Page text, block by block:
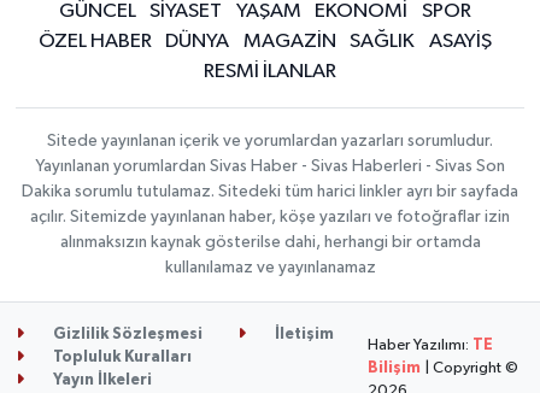
GÜNCEL SİYASET YAŞAM EKONOMİ
SPOR
ÖZEL HABER
DÜNYA MAGAZİN SAĞLIK
ASAYİŞ
RESMİ İLANLAR
Sitede yayınlanan içerik ve yorumlardan yazarları sorumludur.
Yayınlanan yorumlardan Sivas Haber - Sivas Haberleri - Sivas Son
Dakika sorumlu tutulamaz. Sitedeki tüm harici linkler ayrı bir sayfada
açılır. Sitemizde yayınlanan haber, köşe yazıları ve fotoğraflar izin
alınmaksızın kaynak gösterilse dahi, herhangi bir ortamda
kullanılamaz ve yayınlanamaz
Gizlilik Sözleşmesi
İletişim
Topluluk Kuralları
Yayın İlkeleri
Haber Yazılımı: TE
Bilişim | Copyright ©